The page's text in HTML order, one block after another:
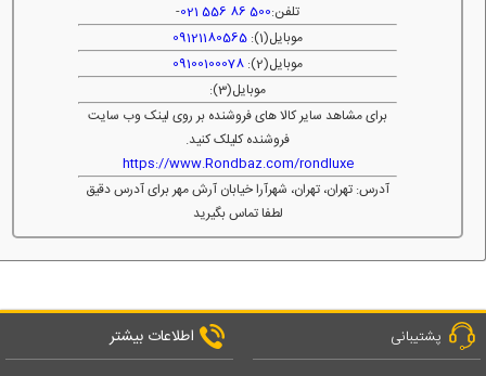
تلفن:500 86 556 021
-
موبایل(1):
09121180565
موبایل(2):
09100100078
موبایل(3):
برای مشاهد سایر کالا های فروشنده بر روی لینک وب سایت
فروشنده کلیلک کنید.
https://www.Rondbaz.com/rondluxe
آدرس: تهران، تهران، شهرآرا خیابان آرش مهر برای آدرس دقیق
لطفا تماس بگیرید
پشتیبانی اطلاعات بیشتر